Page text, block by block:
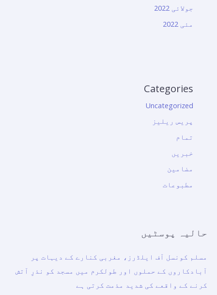
جولائی 2022
مئی 2022
Categories
Uncategorized
پریس ریلیز
تمام
خبریں
مضامین
مطبوعات
حالیہ پوسٹیں
مسلم کونسل آف ایلڈرز، مغربی کنارے کے دیہات پر
آبادکاروں کے حملوں اور طولکرم میں مسجد کو نذرِ آتش
کرنے کے واقعے کی شدید مذمت کرتی ہے